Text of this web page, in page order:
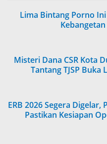
Lima Bintang Porno
Kebangetan
Misteri Dana CSR Kota
Tantang TJSP Buka
ERB 2026 Segera Digelar,
Pastikan Kesiapan